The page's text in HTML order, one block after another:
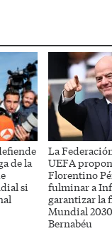
de la
si
La
UEFA
Florentino
fulminar a
garantizar la
Mundial
Bernabéu